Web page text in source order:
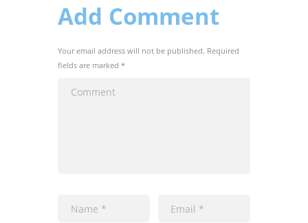
Add Comment
Your email address will not be published. Required
fields are marked *